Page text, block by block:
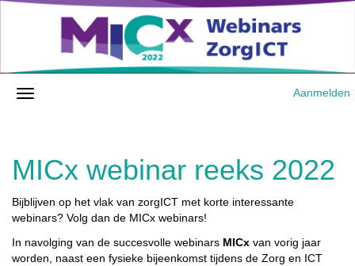
Aanmelden
MICx webinar reeks 2022
Bijblijven op het vlak van zorgICT met korte interessante
webinars? Volg dan de MICx webinars!
In navolging van de succesvolle webinars MICx van vorig jaar
worden, naast een fysieke bijeenkomst tijdens de Zorg en ICT